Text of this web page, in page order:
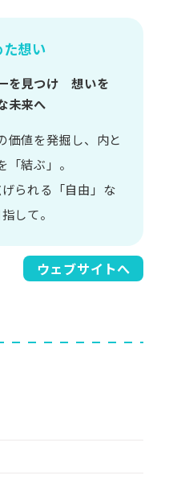
想い
を​見つけ 想いを​
未来へ
値を​発掘し、 内と​
結ぶ」。
られる 「自由」な​
して。​
ウェブサイトへ